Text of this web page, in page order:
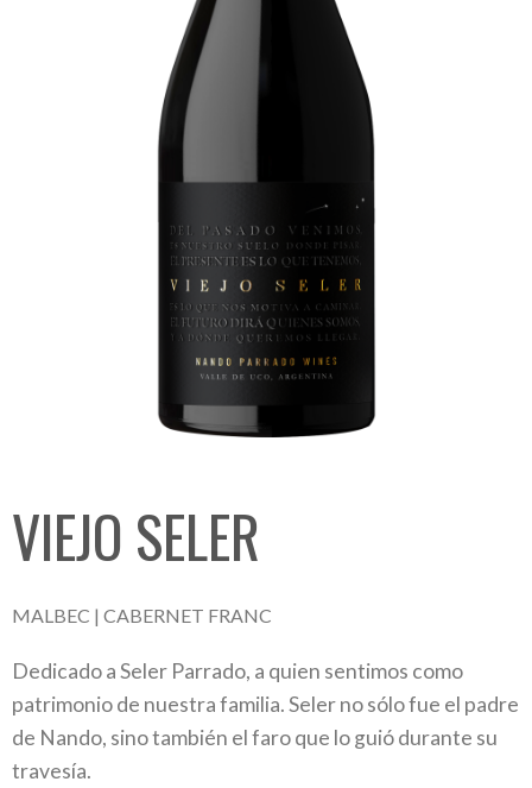
VIEJO SELER
MALBEC | CABERNET FRANC
Dedicado a Seler Parrado, a quien sentimos como
patrimonio de nuestra familia. Seler no sólo fue el padre
de Nando, sino también el faro que lo guió durante su
travesía.